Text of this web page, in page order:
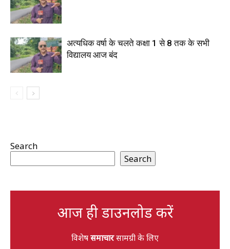
अत्यधिक वर्षा के चलते कक्षा 1 से 8 तक के सभी
विद्यालय आज बंद
Search
Search
आज ही डाउनलोड करें
विशेषसमाचारसामग्री के लिए